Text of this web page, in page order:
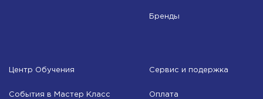
Бренды
Центр Обучения
События в Мастер Класс
Сервис и подержка
Оплата